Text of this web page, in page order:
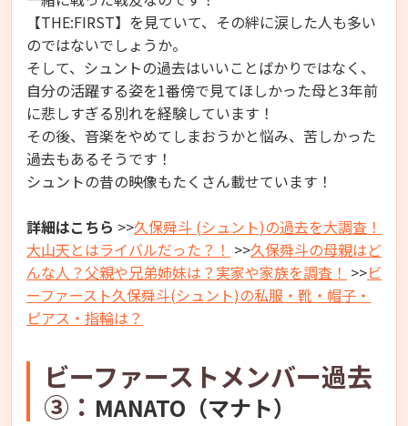
【THE:FIRST】を見ていて、その絆に涙した人も多い
のではないでしょうか。
そして、シュントの過去はいいことばかりではなく、
自分の活躍する姿を1番傍で見てほしかった母と3年前
に悲しすぎる別れを経験しています！
その後、音楽をやめてしまおうかと悩み、苦しかった
過去もあるそうです！
シュントの昔の映像もたくさん載せています！
詳細はこちら >>久保舜斗 (シュント)の過去を大調査！
大山天とはライバルだった？！ >>久保舜斗の母親はど
んな人？父親や兄弟姉妹は？実家や家族を調査！ >>ビ
ーファースト久保舜斗(シュント)の私服・靴・帽子・
ピアス・指輪は？
ビーファーストメンバー過去
③： MANATO（マナト）